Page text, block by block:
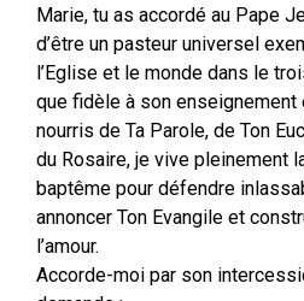
Marie, tu as accordé au Pape
d’être un pasteur universel
l’Eglise et le monde dans le
que fidèle à son enseignement
nourris de Ta Parole, de Ton
du Rosaire, je vive pleinement
baptême pour défendre
annoncer Ton Evangile et
l’amour.
Accorde-moi par son